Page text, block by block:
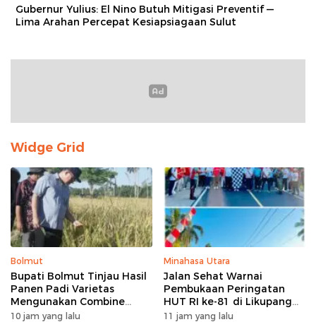
Gubernur Yulius: El Nino Butuh Mitigasi Preventif —
Lima Arahan Percepat Kesiapsiagaan Sulut
Widge Grid
Bolmut
Bupati Bolmut Tinjau Hasil
Panen Padi Varietas
Mengunakan Combine
Harvester
10 jam yang lalu
Minahasa Utara
Jalan Sehat Warnai
Pembukaan Peringatan
HUT RI ke-81 di Likupang
Barat
11 jam yang lalu